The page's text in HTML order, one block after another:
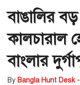
বাঙালির
কালচারাল
বাংলার
By Bangla Hunt Desk -